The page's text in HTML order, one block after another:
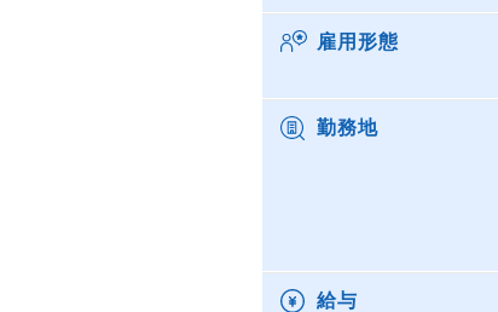
雇用形態
勤務地
給与